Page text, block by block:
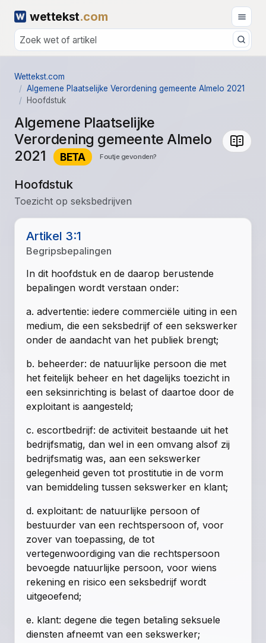
wettekst.com
Wettekst.com
Algemene Plaatselijke Verordening gemeente Almelo 2021
Hoofdstuk
Algemene Plaatselijke
Verordening gemeente Almelo
2021
BETA Foutje gevonden?
Hoofdstuk
Toezicht op seksbedrijven
Artikel 3:1
Begripsbepalingen
In dit hoofdstuk en de daarop berustende
bepalingen wordt verstaan onder:
a. advertentie: iedere commerciële uiting in een
medium, die een seksbedrijf of een sekswerker
onder de aandacht van het publiek brengt;
b. beheerder: de natuurlijke persoon die met
het feitelijk beheer en het dagelijks toezicht in
een seksinrichting is belast of daartoe door de
exploitant is aangesteld;
c. escortbedrijf: de activiteit bestaande uit het
bedrijfsmatig, dan wel in een omvang alsof zij
bedrijfsmatig was, aan een sekswerker
gelegenheid geven tot prostitutie in de vorm
van bemiddeling tussen sekswerker en klant;
d. exploitant: de natuurlijke persoon of
bestuurder van een rechtspersoon of, voor
zover van toepassing, de tot
vertegenwoordiging van die rechtspersoon
bevoegde natuurlijke persoon, voor wiens
rekening en risico een seksbedrijf wordt
uitgeoefend;
e. klant: degene die tegen betaling seksuele
diensten afneemt van een sekswerker;